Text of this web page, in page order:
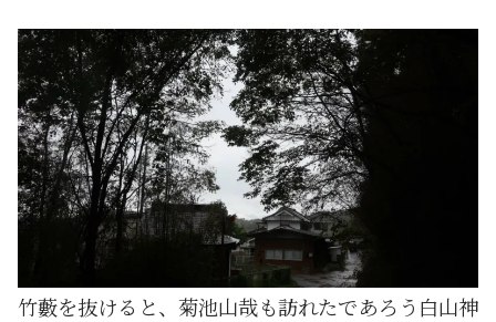
竹藪を抜けると、菊池山哉も訪れたであろう白山神